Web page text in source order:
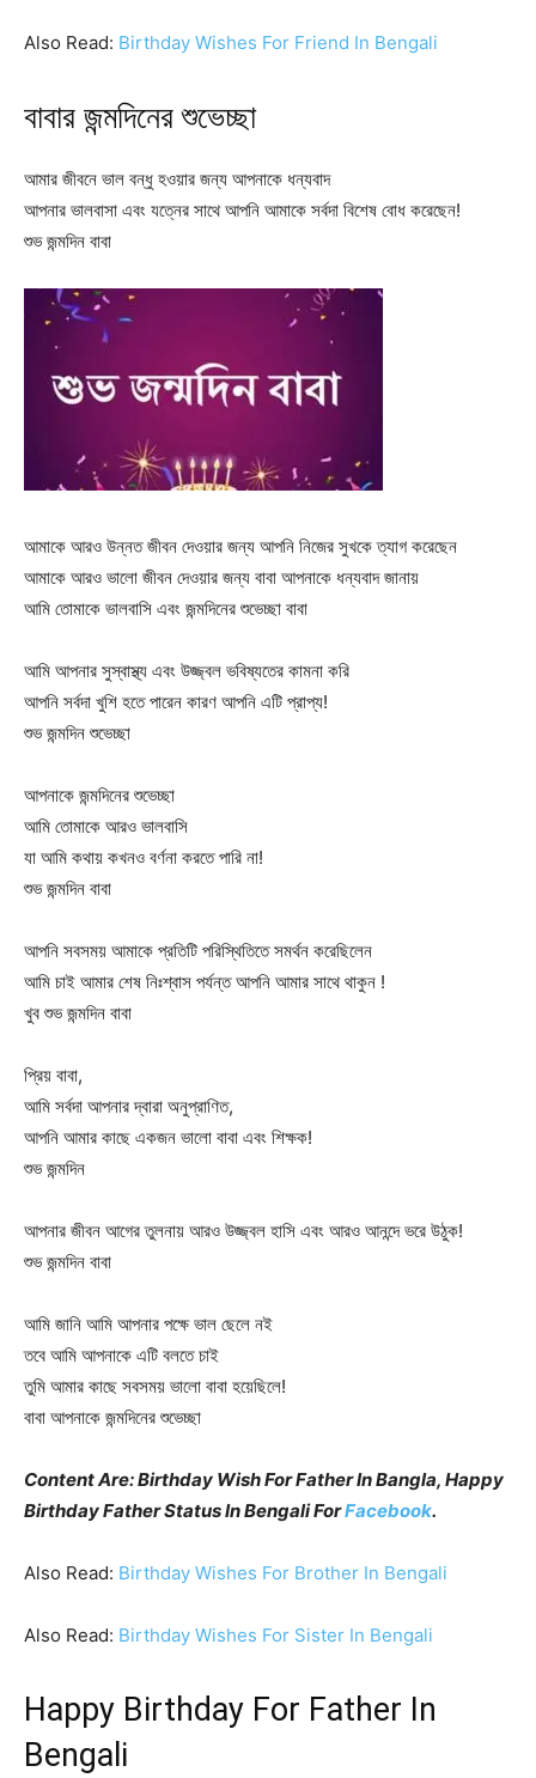
Also Read: Birthday Wishes For Friend In Bengali
বাবার জন্মদিনের শুভেচ্ছা
আমার জীবনে ভাল বন্ধু হওয়ার জন্য আপনাকে ধন্যবাদ
আপনার ভালবাসা এবং যত্নের সাথে আপনি আমাকে সর্বদা বিশেষ বোধ করেছেন!
শুভ জন্মদিন বাবা
আমাকে আরও উন্নত জীবন দেওয়ার জন্য আপনি নিজের সুখকে ত্যাগ করেছেন
আমাকে আরও ভালো জীবন দেওয়ার জন্য বাবা আপনাকে ধন্যবাদ জানায়
আমি তোমাকে ভালবাসি এবং জন্মদিনের শুভেচ্ছা বাবা
আমি আপনার সুস্বাস্থ্য এবং উজ্জ্বল ভবিষ্যতের কামনা করি
আপনি সর্বদা খুশি হতে পারেন কারণ আপনি এটি প্রাপ্য!
শুভ জন্মদিন শুভেচ্ছা
আপনাকে জন্মদিনের শুভেচ্ছা
আমি তোমাকে আরও ভালবাসি
যা আমি কথায় কখনও বর্ণনা করতে পারি না!
শুভ জন্মদিন বাবা
আপনি সবসময় আমাকে প্রতিটি পরিস্থিতিতে সমর্থন করেছিলেন
আমি চাই আমার শেষ নিঃশ্বাস পর্যন্ত আপনি আমার সাথে থাকুন !
খুব শুভ জন্মদিন বাবা
প্রিয় বাবা,
আমি সর্বদা আপনার দ্বারা অনুপ্রাণিত,
আপনি আমার কাছে একজন ভালো বাবা এবং শিক্ষক!
শুভ জন্মদিন
আপনার জীবন আগের তুলনায় আরও উজ্জ্বল হাসি এবং আরও আনন্দে ভরে উঠুক!
শুভ জন্মদিন বাবা
আমি জানি আমি আপনার পক্ষে ভাল ছেলে নই
তবে আমি আপনাকে এটি বলতে চাই
তুমি আমার কাছে সবসময় ভালো বাবা হয়েছিলে!
বাবা আপনাকে জন্মদিনের শুভেচ্ছা
Content Are: Birthday Wish For Father In Bangla, Happy
Birthday Father Status In Bengali ForFacebook.
Also Read: Birthday Wishes For Brother In Bengali
Also Read: Birthday Wishes For Sister In Bengali
Happy Birthday For Father In
Bengali